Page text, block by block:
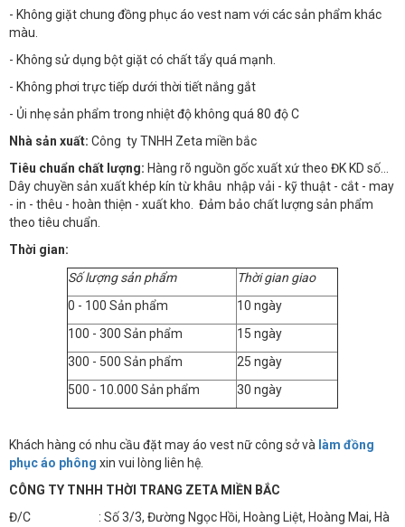
- Không giặt chung đồng phục áo vest nam với các sản phẩm khác
màu.
- Không sử dụng bột giặt có chất tẩy quá mạnh.
- Không phơi trực tiếp dưới thời tiết nắng gắt
- Ủi nhẹ sản phẩm trong nhiệt độ không quá 80 độ C
Nhà sản xuất: Công ty TNHH Zeta miền bắc
Tiêu chuẩn chất lượng: Hàng rõ nguồn gốc xuất xứ theo ĐK KD số…
Dây chuyền sản xuất khép kín từ khâu nhập vải - kỹ thuật - cắt - may
- in - thêu - hoàn thiện - xuất kho. Đảm bảo chất lượng sản phẩm
theo tiêu chuẩn.
Thời gian:
Số lượng sản phẩm
Thời gian giao
0 - 100 Sản phẩm
10 ngày
100 - 300 Sản phẩm
15 ngày
300 - 500 Sản phẩm
25 ngày
500 - 10.000 Sản phẩm
30 ngày
Khách hàng có nhu cầu đặt may áo vest nữ công sở và làm đồng
phục áo phông xin vui lòng liên hệ.
CÔNG TY TNHH THỜI TRANG ZETA MIỀN BẮC
Đ/C : Số 3/3, Đường Ngọc Hồi, Hoàng Liệt, Hoàng Mai, Hà